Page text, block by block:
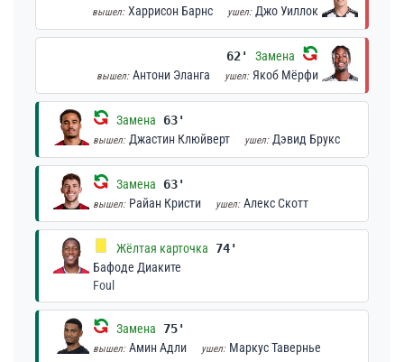
вышел: Харрисон Барнс ушел: Джо Уиллок
62' Замена
вышел: Антони Эланга ушел: Якоб Мёрфи
Замена 63'
вышел: Джастин Клюйверт ушел: Дэвид Брукс
Замена 63'
вышел: Райан Кристи ушел: Алекс Скотт
Жёлтая карточка
74'
Бафоде Диаките
Foul
Замена 75'
вышел: Амин Адли ушел: Маркус Тавернье